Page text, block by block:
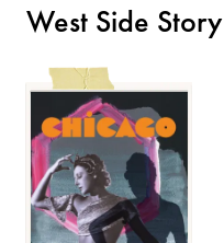
West Side Story